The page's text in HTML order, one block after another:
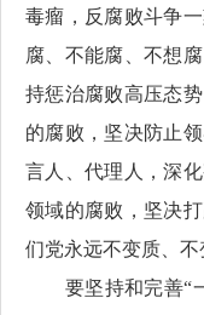
毒瘤，反腐败斗争
腐、不能腐、不想
持惩治腐败高压态
的腐败，坚决防止
言人、代理人，深
领域的腐败，坚决
们党永远不变质、不
要坚持和完善“一